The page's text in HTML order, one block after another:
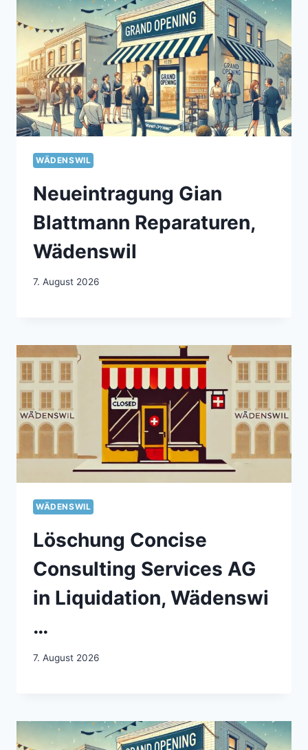
WÄDENSWIL
Neueintragung Gian
Blattmann Reparaturen,
Wädenswil
7. August 2026
WÄDENSWIL
Löschung Concise
Consulting Services AG
in Liquidation, Wädenswi
…
7. August 2026